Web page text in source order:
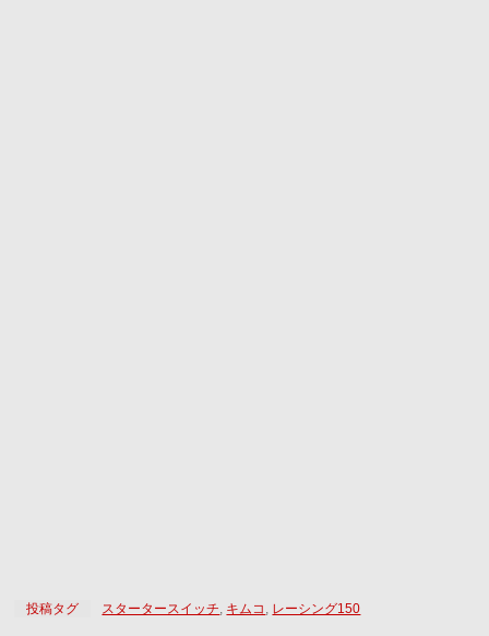
投稿タグ スタータースイッチ キムコ レーシング150